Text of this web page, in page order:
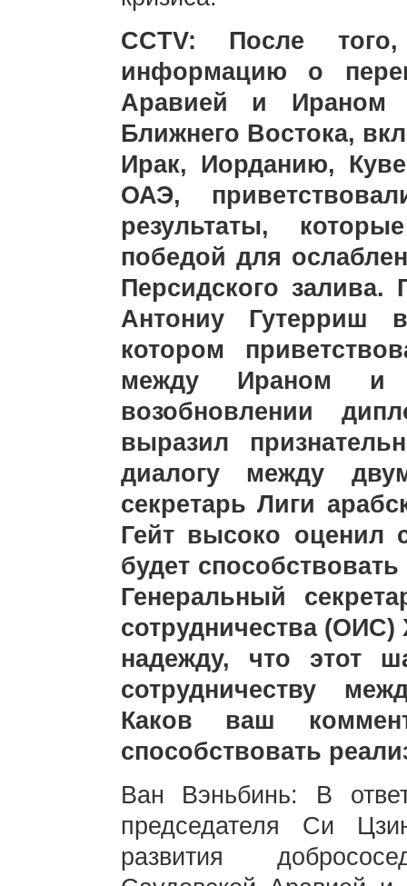
CCTV: После
информацию о
Аравией и Ираном
Ближнего Востока,
Ирак, Иорданию,
ОАЭ,
результаты,
победой для
Персидского
Антониу Гутерриш
котором
между Ираном и
возобновлении
выразил
диалогу между
секретарь Лиги
Гейт высоко оценил
будет
Генеральный
сотрудничества
надежду, что этот
сотрудничеству
Каков ваш
способствовать
Ван Вэньбинь: В
председателя Си
развития